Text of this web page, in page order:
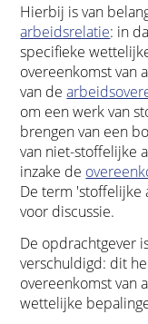
Hierbij is van
arbeidsrelatie: in
specifieke
overeenkomst van
van de
om een werk van
brengen van een
van niet-stoffelijke
inzake de
De term 'stoffelijke
voor discussie.
De opdrachtgever
verschuldigd: dit
overeenkomst van
wettelijke